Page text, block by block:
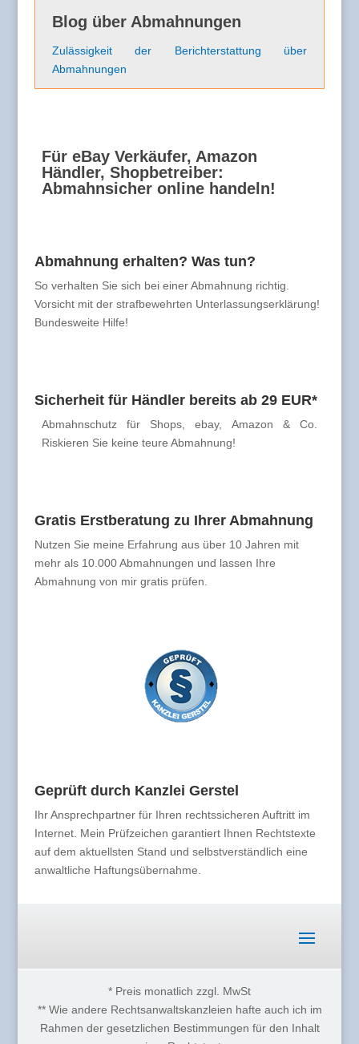
Blog über Abmahnungen
Zulässigkeit der Berichterstattung über
Abmahnungen
Für eBay Verkäufer, Amazon
Händler, Shopbetreiber:
Abmahnsicher online handeln!
Abmahnung erhalten? Was tun?
So verhalten Sie sich bei einer Abmahnung richtig.
Vorsicht mit der strafbewehrten Unterlassungserklärung!
Bundesweite Hilfe!
Sicherheit für Händler bereits ab 29 EUR*
Abmahnschutz für Shops, ebay, Amazon & Co.
Riskieren Sie keine teure Abmahnung!
Gratis Erstberatung zu Ihrer Abmahnung
Nutzen Sie meine Erfahrung aus über 10 Jahren mit
mehr als 10.000 Abmahnungen und lassen Ihre
Abmahnung von mir gratis prüfen.
Geprüft durch Kanzlei Gerstel
Ihr Ansprechpartner für Ihren rechtssicheren Auftritt im
Internet. Mein Prüfzeichen garantiert Ihnen Rechtstexte
auf dem aktuellsten Stand und selbstverständlich eine
anwaltliche Haftungsübernahme.
* Preis monatlich zzgl. MwSt
** Wie andere Rechtsanwaltskanzleien hafte auch ich im
Rahmen der gesetzlichen Bestimmungen für den Inhalt